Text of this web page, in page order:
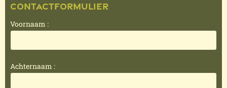
Contactformulier
Voornaam :
Achternaam :